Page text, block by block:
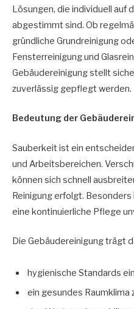
Lösungen, die individuell auf
abgestimmt sind. Ob
gründliche Grundreinigung
Fensterreinigung und
Gebäudereinigung stellt
zuverlässig gepflegt werden.
Bedeutung der
Sauberkeit ist ein
und Arbeitsbereichen.
können sich schnell
Reinigung erfolgt.
eine kontinuierliche Pflege
Die Gebäudereinigung trägt
hygienische Standards
ein gesundes Raumklima